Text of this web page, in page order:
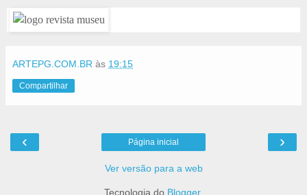
ARTEPG.COM.BR às 19:15
Compartilhar
‹ ›
Página inicial
Ver versão para a web
Tecnologia do Blogger.